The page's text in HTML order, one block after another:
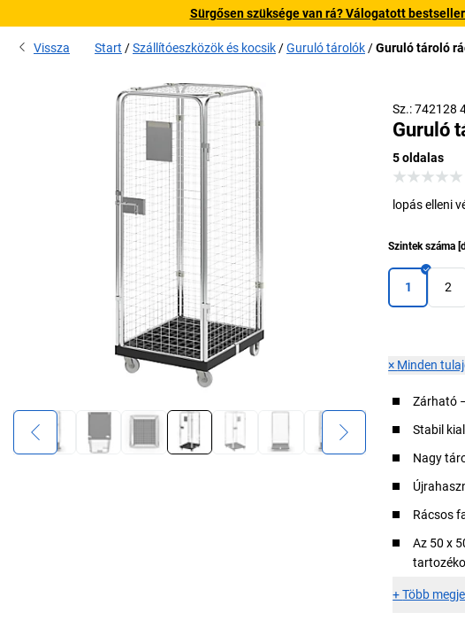
Sürgősen szüksége van rá? Válogatott
Vissza Start Szállítóeszközök és kocsik Guruló tárolók Guruló tároló
Sz.: 742128
Guruló
5 oldalas
lopás elleni
Szintek száma [
1 2
× Minden
Zárható
Stabil
Nagy
Rácsos
Az 50 x
+Több